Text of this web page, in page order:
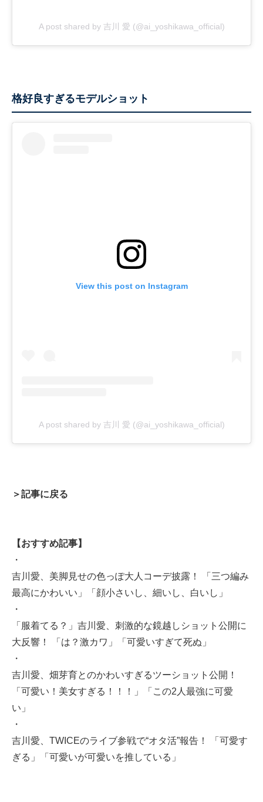
A post shared by 吉川 愛 (@ai_yoshikawa_official)
格好良すぎるモデルショット
View this post on Instagram
A post shared by 吉川 愛 (@ai_yoshikawa_official)
＞記事に戻る
【おすすめ記事】
・
吉川愛、美脚見せの色っぽ大人コーデ披露！ 「三つ編み
最高にかわいい」「顔小さいし、細いし、白いし」
・
「服着てる？」吉川愛、刺激的な鏡越しショット公開に
大反響！ 「は？激カワ」「可愛いすぎて死ぬ」
・
吉川愛、畑芽育とのかわいすぎるツーショット公開！
「可愛い！美女すぎる！！！」「この2人最強に可愛
い」
・
吉川愛、TWICEのライブ参戦で“オタ活”報告！ 「可愛す
ぎる」「可愛いが可愛いを推している」